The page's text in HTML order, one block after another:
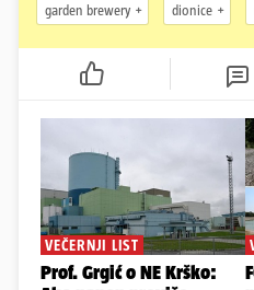
garden brewery dionice